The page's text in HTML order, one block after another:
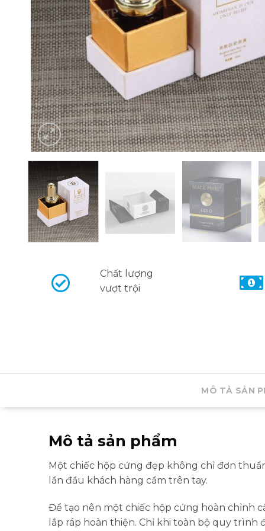
Chất lượng
vượt trội
MÔ TẢ SẢN
Mô tả sản phẩm
Một chiếc hộp cứng đẹp không chỉ đơn
lần đầu khách hàng cầm trên tay.
Để tạo nên một chiếc hộp cứng hoàn chỉnh
lắp ráp hoàn thiện. Chỉ khi toàn bộ quy